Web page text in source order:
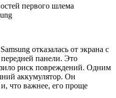
отказалась от экрана с
панели. Это
риск повреждений. Одним
аккумулятор. Он
что важнее, его проще